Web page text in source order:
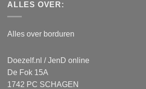
ALLES OVER:
Alles over borduren
Doezelf.nl / JenD online
De Fok 15A
1742 PC SCHAGEN